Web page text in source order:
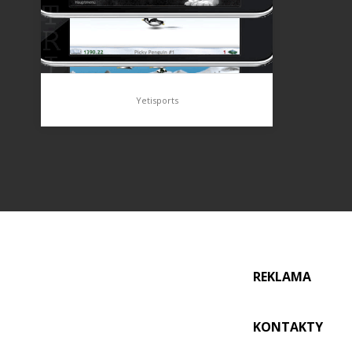
Jistě si pamatujeme když jsme tohle
Yetisports
REKLAMA
KONTAKTY